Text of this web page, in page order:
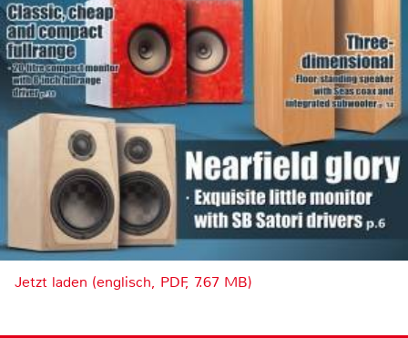
Jetzt laden (englisch, PDF, 7.67 MB)